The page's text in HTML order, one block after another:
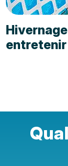
entretenir